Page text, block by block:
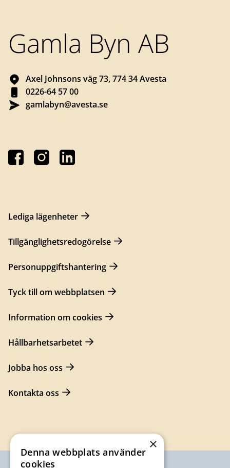
Gamla Byn AB
Axel Johnsons väg 73, 774 34 Avesta
0226-64 57 00
gamlabyn@avesta.se
Lediga lägenheter
Tillgänglighetsredogörelse
Personuppgiftshantering
Tyck till om webbplatsen
Information om cookies
Hållbarhetsarbetet
Jobba hos oss
Kontakta oss
×
Denna webbplats använder
cookies